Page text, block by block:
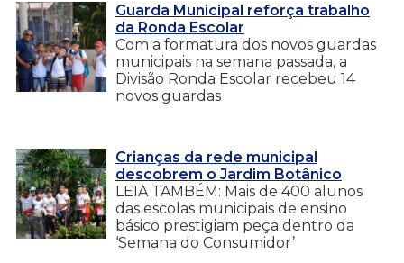
Guarda Municipal reforça trabalho
da Ronda Escolar
Com a formatura dos novos guardas
municipais na semana passada, a
Divisão Ronda Escolar recebeu 14
novos guardas
Crianças da rede municipal
descobrem o Jardim Botânico
LEIA TAMBÉM: Mais de 400 alunos
das escolas municipais de ensino
básico prestigiam peça dentro da
‘Semana do Consumidor’